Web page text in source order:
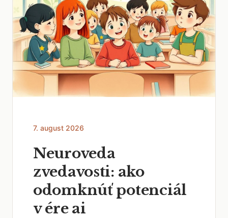
7. august 2026
Neuroveda
zvedavosti: ako
odomknúť potenciál
v ére ai